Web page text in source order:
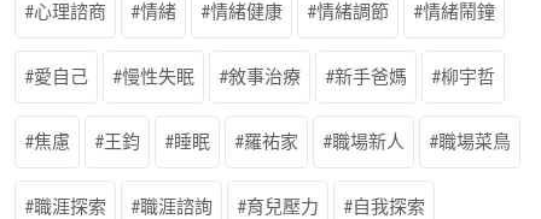
心理諮商 情緒 情緒健康 情緒調節 情緒鬧鐘
愛自己 慢性失眠 敘事治療 新手爸媽 柳宇哲
焦慮 王鈞 睡眠 羅祐家 職場新人 職場菜鳥
職涯探索 職涯諮詢 育兒壓力 自我探索